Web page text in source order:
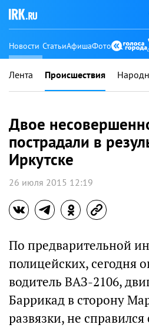
Новости СтатьиАфишаФото
Лента Происшествия
Двое
пострадали в
Иркутске
26 июля 2015 12:19
По предварительной
полицейских, сегодня
водитель ВАЗ-2106,
Баррикад в сторону
развязки, не